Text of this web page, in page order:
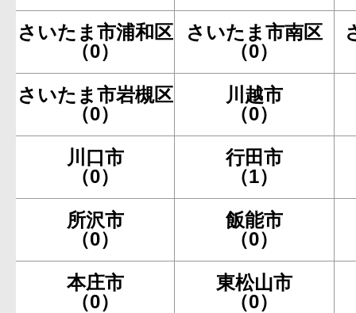
さいたま市浦和区
（0）
さいたま市南区
（0）
さいたま市岩槻区
（0）
川越市
（0）
川口市
（0）
行田市
（1）
所沢市
（0）
飯能市
（0）
本庄市
（0）
東松山市
（0）